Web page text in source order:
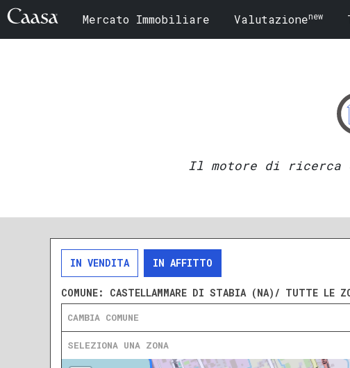
Mercato Immobiliare Valutazionenew
Il motore di ricerca
IN VENDITA IN AFFITTO
COMUNE: CASTELLAMMARE DI STABIA (NA)/ TUTTE LE
CAMBIA COMUNE
SELEZIONA UNA ZONA